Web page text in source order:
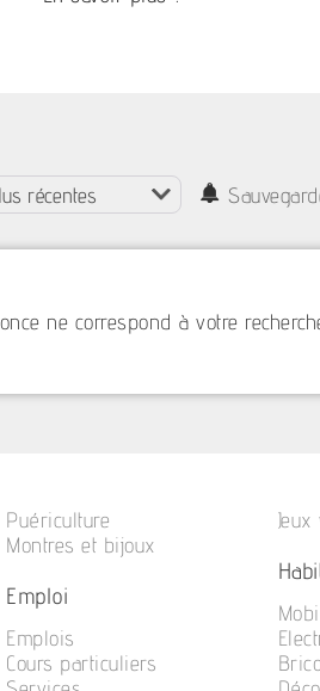
ne correspond à votre
Puériculture
Montres et bijoux
Emploi
Emplois
Cours particuliers